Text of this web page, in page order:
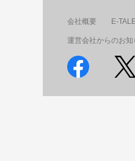
会社概要 E-
運営会社からのお知